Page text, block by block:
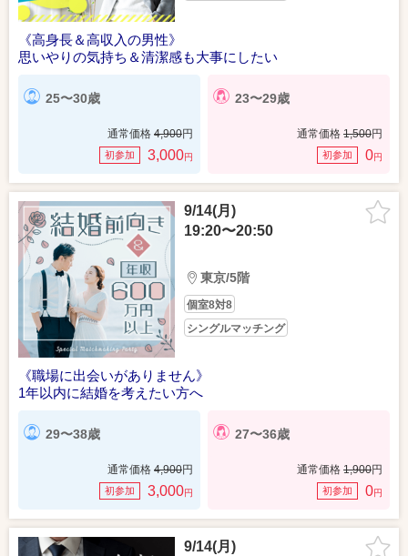
《高身長＆高収入の男性》
思いやりの気持ち＆清潔感も大事にしたい
25〜30歳
通常価格 4,900円
初参加 3,000円
23〜29歳
通常価格 1,500円
初参加 0円
9/14(月)
19:20〜20:50
東京/5階
個室8対8
シングルマッチング
《職場に出会いがありません》
1年以内に結婚を考えたい方へ
29〜38歳
通常価格 4,900円
初参加 3,000円
27〜36歳
通常価格 1,900円
初参加 0円
9/14(月)